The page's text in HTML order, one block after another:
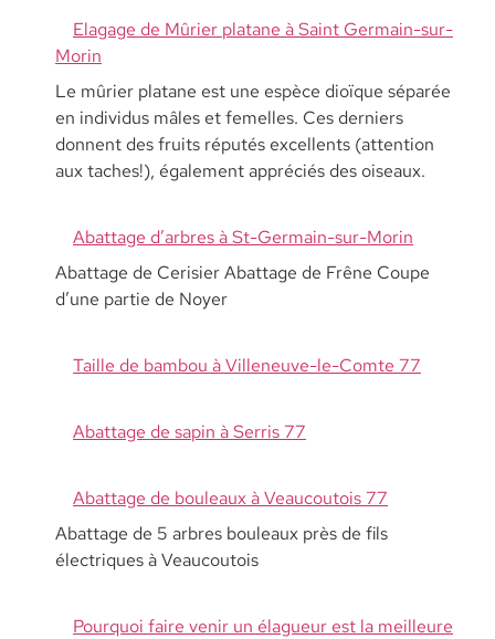
Elagage de Mûrier platane à Saint Germain-sur-
Morin
Le mûrier platane est une espèce dioïque séparée
en individus mâles et femelles. Ces derniers
donnent des fruits réputés excellents (attention
aux taches!), également appréciés des oiseaux.
Abattage d’arbres à St-Germain-sur-Morin
Abattage de Cerisier Abattage de Frêne Coupe
d’une partie de Noyer
Taille de bambou à Villeneuve-le-Comte 77
Abattage de sapin à Serris 77
Abattage de bouleaux à Veaucoutois 77
Abattage de 5 arbres bouleaux près de fils
électriques à Veaucoutois
Pourquoi faire venir un élagueur est la meilleure